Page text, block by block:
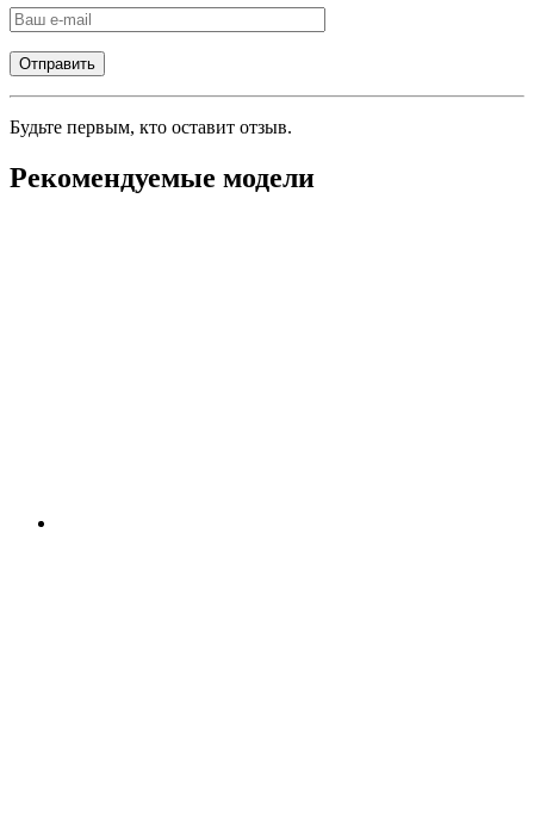
Будьте первым, кто оставит отзыв.
Рекомендуемые модели